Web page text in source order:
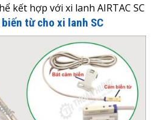
kết hợp với xi lanh AIRTAC SC
từ cho xi lanh SC